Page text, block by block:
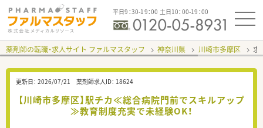
平日9：30-19：00 土日10：00-19：00
薬剤師の転職・求人サイト ファルマスタッフ 神奈川県 川崎市多摩区 求
更新日： 2026/07/21 薬剤師求人ID： 18624
【川崎市多摩区】駅チカ≪総合病院門前でスキルアップ
≫教育制度充実で未経験OK！